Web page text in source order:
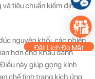
tiêu chuẩn kiểm định
nguyên khối, các phiên
hơn cho khâu đánh
này giúp gọng kính
chế tình trạng kích ứng
Đặt Lịch Đo Mắt